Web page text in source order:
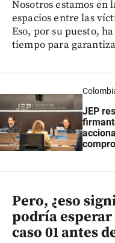
Nosotros estamos en
espacios entre las
Eso, por su puesto,
tiempo para
JEP
Pero, ¿eso
podría
caso 01 antes